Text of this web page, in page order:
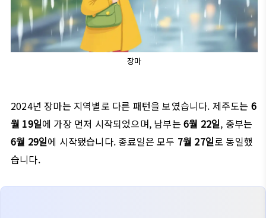
장마
2024년 장마는 지역별로 다른 패턴을 보였습니다. 제주도는 6
월 19일에 가장 먼저 시작되었으며, 남부는 6월 22일, 중부는
6월 29일에 시작됐습니다. 종료일은 모두 7월 27일로 동일했
습니다.